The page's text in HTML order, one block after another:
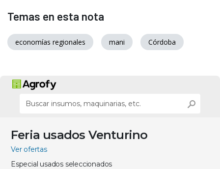
Temas en esta nota
economías regionales mani Córdoba
Feria usados Venturino
Ver ofertas
Especial usados seleccionados